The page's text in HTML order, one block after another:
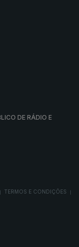
DE RÁDIO E
TERMOS E CONDIÇÕES